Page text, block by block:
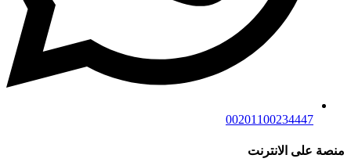
00201100234447
منصة على الانترنت